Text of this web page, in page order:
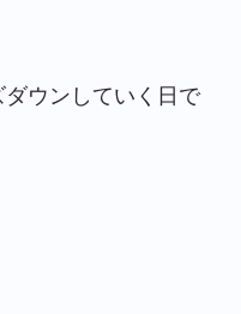
ウンしていく日で